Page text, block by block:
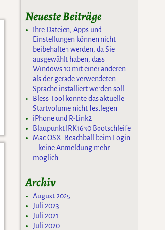
Neueste Beiträge
Ihre Dateien, Apps und
Einstellungen können nicht
beibehalten werden, da Sie
ausgewählt haben, dass
Windows 10 mit einer anderen
als der gerade verwendeten
Sprache installiert werden soll.
Bless-Tool konnte das aktuelle
Startvolume nicht festlegen
iPhone und R-Link2
Blaupunkt IRK1630 Bootschleife
Mac OSX: Beachball beim Login
– keine Anmeldung mehr
möglich
Archiv
August 2025
Juli 2023
Juli 2021
Juli 2020